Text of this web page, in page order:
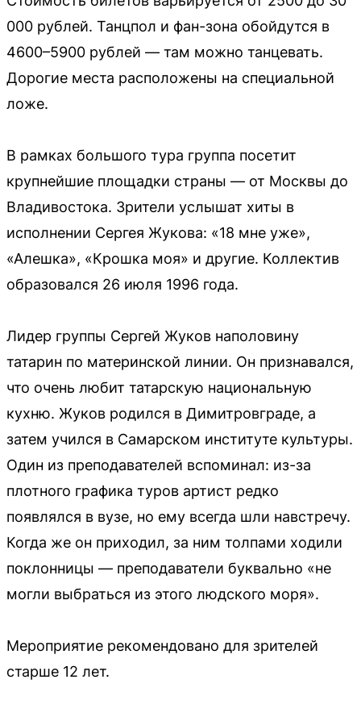
000 рублей. Танцпол и фан-зона обойдутся в
4600–5900 рублей — там можно танцевать.
Дорогие места расположены на специальной
ложе.
В рамках большого тура группа посетит
крупнейшие площадки страны — от Москвы до
Владивостока. Зрители услышат хиты в
исполнении Сергея Жукова: «18 мне уже»,
«Алешка», «Крошка моя» и другие. Коллектив
образовался 26 июля 1996 года.
Лидер группы Сергей Жуков наполовину
татарин по материнской линии. Он признавался,
что очень любит татарскую национальную
кухню. Жуков родился в Димитровграде, а
затем учился в Самарском институте культуры.
Один из преподавателей вспоминал: из-за
плотного графика туров артист редко
появлялся в вузе, но ему всегда шли навстречу.
Когда же он приходил, за ним толпами ходили
поклонницы — преподаватели буквально «не
могли выбраться из этого людского моря».
Мероприятие рекомендовано для зрителей
старше 12 лет.